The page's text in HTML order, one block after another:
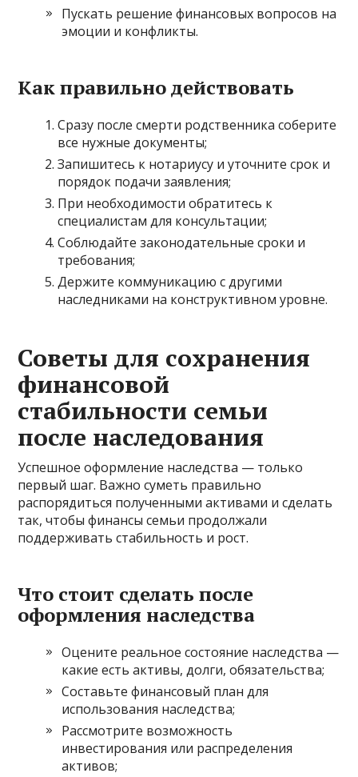
Пускать решение финансовых вопросов на
эмоции и конфликты.
Как правильно действовать
Сразу после смерти родственника соберите
все нужные документы;
Запишитесь к нотариусу и уточните срок и
порядок подачи заявления;
При необходимости обратитесь к
специалистам для консультации;
Соблюдайте законодательные сроки и
требования;
Держите коммуникацию с другими
наследниками на конструктивном уровне.
Советы для сохранения
финансовой
стабильности семьи
после наследования
Успешное оформление наследства — только
первый шаг. Важно суметь правильно
распорядиться полученными активами и сделать
так, чтобы финансы семьи продолжали
поддерживать стабильность и рост.
Что стоит сделать после
оформления наследства
Оцените реальное состояние наследства —
какие есть активы, долги, обязательства;
Составьте финансовый план для
использования наследства;
Рассмотрите возможность
инвестирования или распределения
активов;